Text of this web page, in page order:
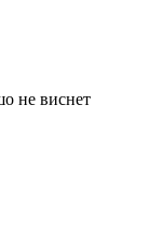
не виснет